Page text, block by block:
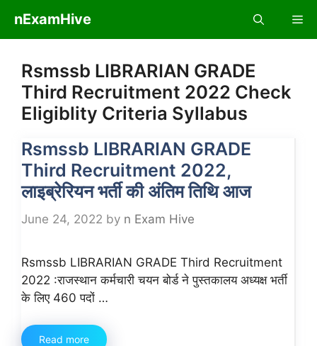
content
nExamHive
Rsmssb LIBRARIAN GRADE
Third Recruitment 2022 Check
Eligiblity Criteria Syllabus
Rsmssb LIBRARIAN GRADE
Third Recruitment 2022,
लाइब्रेरियन भर्ती की अंतिम तिथि आज
June 24, 2022 by n Exam Hive
Rsmssb LIBRARIAN GRADE Third Recruitment
2022 :राजस्थान कर्मचारी चयन बोर्ड ने पुस्तकालय अध्यक्ष भर्ती
के लिए 460 पदों …
Read more